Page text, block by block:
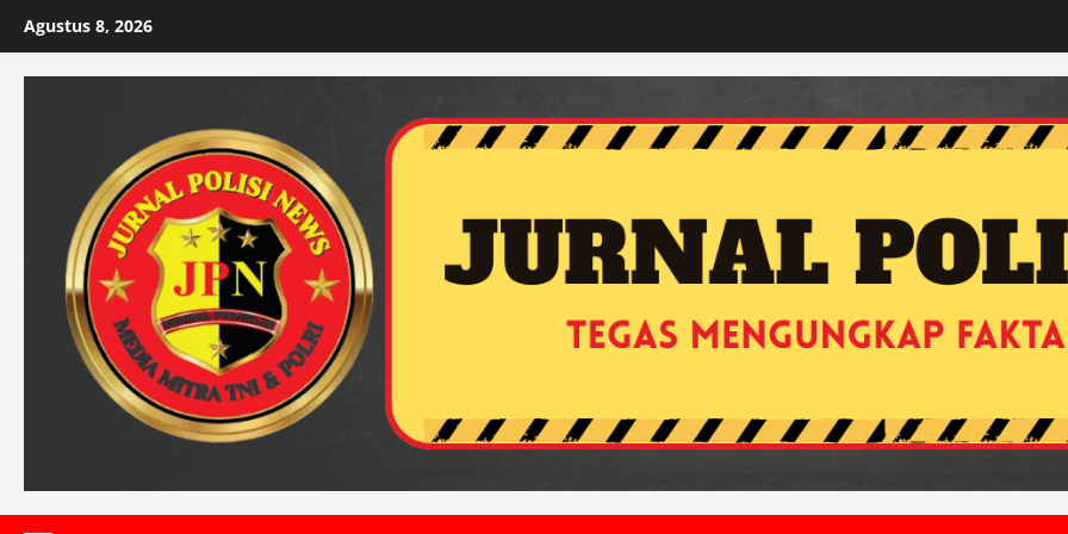
content
Agustus 8, 2026